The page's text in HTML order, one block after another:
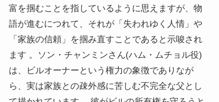
富を掴むことを指しているように思えますが、物
語が進むにつれて、それが「失われゆく人情」や
「家族の信頼」を掴み直すことであると示唆され
ます 。ソン・チャンミンさん(ハム・ムチョル役)
は、ビルオーナーという権力の象徴でありなが
ら、実は家族との疎外感に苦しむ不完全な父とし